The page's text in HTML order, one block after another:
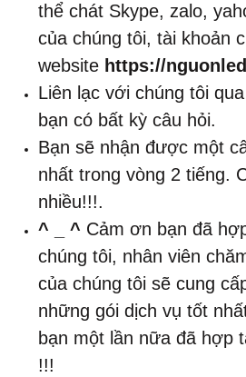
thể chát Skype, zalo,
của chúng tôi, tài khoản
website https://
Liên lạc với chúng tôi
bạn có bất kỳ câu hỏi.
Bạn sẽ nhận được một
nhất trong vòng 2 tiếng.
nhiều!!!.
^ _ ^ Cảm ơn bạn đã
chúng tôi, nhân viên
của chúng tôi sẽ cung
những gói dịch vụ tốt
bạn một lần nữa đã hợp
!!!